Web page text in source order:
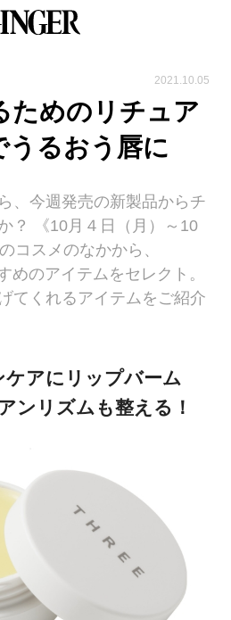
2021.10.05
ためのリチュア
るおう唇に
、今週発売の新製品からチ
？ 《10月４日（月）～10
コスメのなかから、
めのアイテムをセレクト。
てくれるアイテムをご紹介
アにリップバーム
ンリズムも整える！